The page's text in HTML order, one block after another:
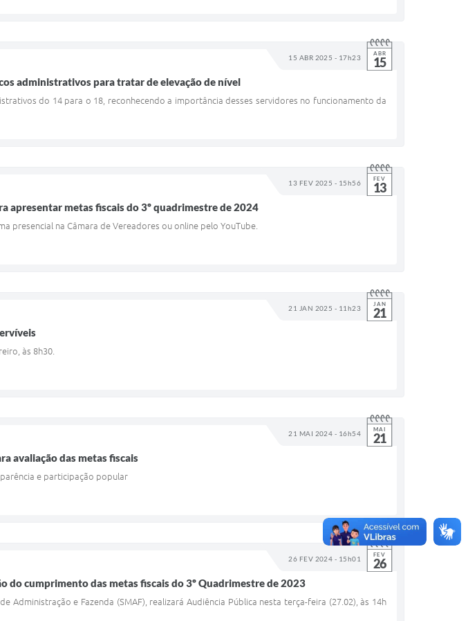
15 ABR 2025 - 17h23 ABR
15
administrativos para tratar de elevação de nível
do 14 para o 18, reconhecendo a importância desses servidores no funcionamento da
13 FEV 2025 - 15h56 FEV
13
apresentar metas fiscais do 3º quadrimestre de 2024
presencial na Câmara de Vereadores ou online pelo YouTube.
21 JAN 2025 - 11h23 JAN
21
às 8h30.
21 MAI 2024 - 16h54 MAI
21
avaliação das metas fiscais
e participação popular
26 FEV 2024 - 15h01 FEV
26
do cumprimento das metas fiscais do 3º Quadrimestre de 2023
e Fazenda (SMAF), realizará Audiência Pública nesta terça-feira (27.02), às 14h